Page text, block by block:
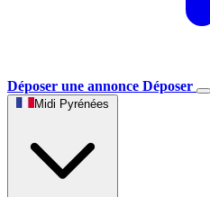
Déposer une annonce Déposer
Midi Pyrénées